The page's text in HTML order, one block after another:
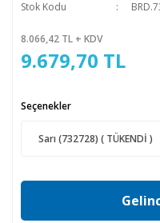
Stok Kodu
8.066,42 TL + KDV
9.679,70 TL
Seçenekler